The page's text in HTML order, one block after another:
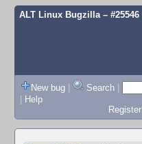
ALT Linux Bugzilla– #25546
New bug | Search |
| Help
Register